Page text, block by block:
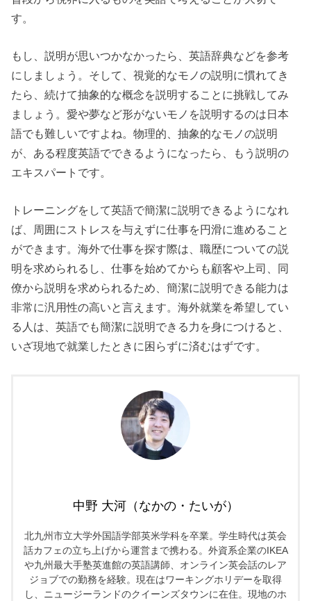
す。
もし、説明が思いつかなかったら、英語辞典などを参考
にしましょう。そして、視覚的なモノの説明に慣れてき
たら、続けて抽象的な概念を説明することに挑戦してみ
ましょう。愛や夢など形がないモノを説明するのは日本
語でも難しいですよね。物理的、抽象的なモノの説明
が、ある程度英語でできるようになったら、もう説明の
エキスパートです。
トレーニングをして英語で簡潔に説明できるようになれ
ば、周囲にストレスを与えずに仕事を円滑に進めること
ができます。海外で仕事を探す際は、職歴についての説
明を求められるし、仕事を始めてからも顧客や上司、同
僚から説明を求められるため、簡潔に説明できる能力は
非常に汎用性の高いと言えます。海外就業を希望してい
る人は、英語でも簡潔に説明できる力を身につけると、
いざ現地で就業したときに困らずに済むはずです。
中野 大河（なかの・たいが）
北九州市立大学外国語学部英米学科を卒業。学生時代は英会
話カフェの立ち上げから運営まで携わる。外資系企業のIKEA
や九州最大手塾英進館の英語講師、オンライン英会話のレア
ジョブでの勤務を経験。現在はワーキングホリデーを取得
し、ニュージーランドのクイーンズタウンに在住。現地のホ